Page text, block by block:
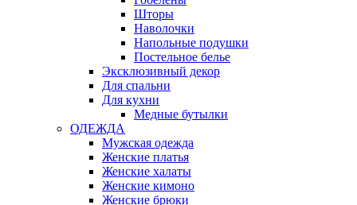
Шторы
Наволочки
Напольные подушки
Постельное белье
Эксклюзивный декор
Для спальни
Для кухни
Медные бутылки
ОДЕЖДА
Мужская одежда
Женские платья
Женские халаты
Женские кимоно
Женские брюки